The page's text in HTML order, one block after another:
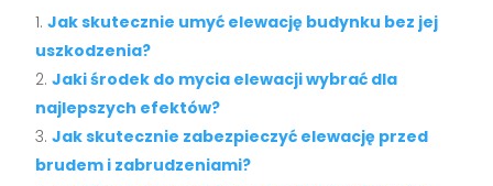
Jak skutecznie umyć elewację budynku bez jej
uszkodzenia?
Jaki środek do mycia elewacji wybrać dla
najlepszych efektów?
Jak skutecznie zabezpieczyć elewację przed
brudem i zabrudzeniami?